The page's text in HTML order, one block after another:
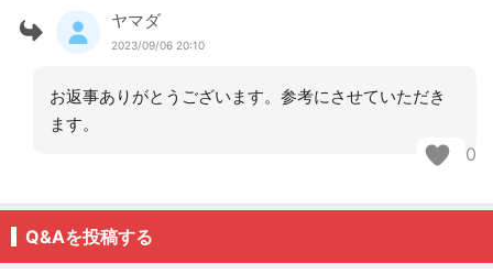
ヤマダ
2023/09/06 20:10
お返事ありがとうございます。参考にさせていただき
ます。
0
Q&Aを投稿する